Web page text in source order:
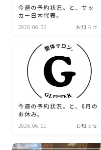
今週の予約状況。と、サッ
カー日本代表。
2026.06.22 お知らせ
今週の予約状況。と、6月の
お休み。
2026.06.01 お知らせ